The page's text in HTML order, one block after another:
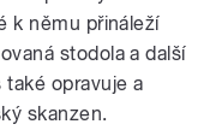
k němu přináleží
stodola a další
opravuje a
skanzen.